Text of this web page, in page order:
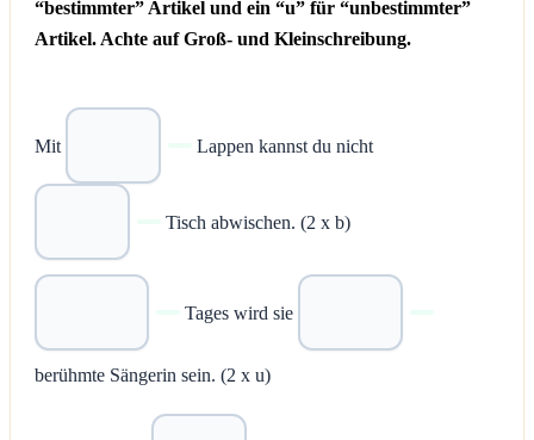
“bestimmter” Artikel und ein “u” für “unbestimmter”
Artikel. Achte auf Groß- und Kleinschreibung.
Mit Lappen kannst du nicht
Tisch abwischen. (2 x b)
Tages wird sie
berühmte Sängerin sein. (2 x u)